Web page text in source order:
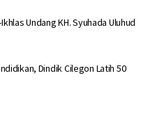
Undang KH. Syuhada Uluhud
Dindik Cilegon Latih 50